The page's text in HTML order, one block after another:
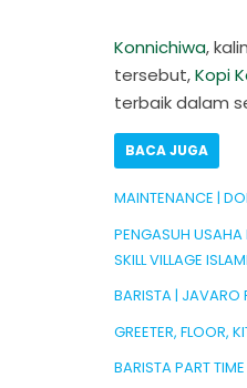
Konnichiwa,
tersebut,Kopi
terbaik dalam
BACA JUGA
MAINTENANCE |
PENGASUH USAHA
SKILL VILLAGE
BARISTA | JAVARO
GREETER, FLOOR,
BARISTA PART